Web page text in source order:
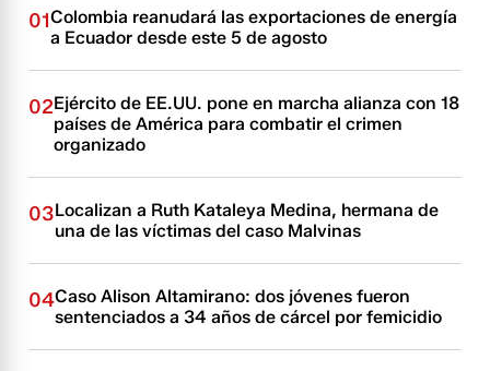
01Colombia reanudará las exportaciones de energía
a Ecuador desde este 5 de agosto
02Ejército de EE.UU. pone en marcha alianza con 18
países de América para combatir el crimen
organizado
03Localizan a Ruth Kataleya Medina, hermana de
una de las víctimas del caso Malvinas
04Caso Alison Altamirano: dos jóvenes fueron
sentenciados a 34 años de cárcel por femicidio